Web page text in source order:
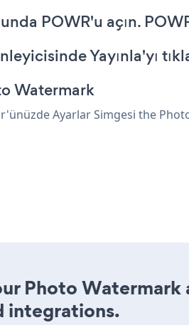
POWR'u açın.
Yayınla'yı
Watermark
Ayarlar Simgesi the
Photo
integrations.